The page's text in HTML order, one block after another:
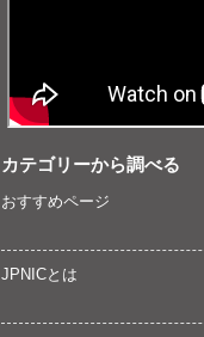
カテゴリーから調べる
おすすめページ
JPNICとは